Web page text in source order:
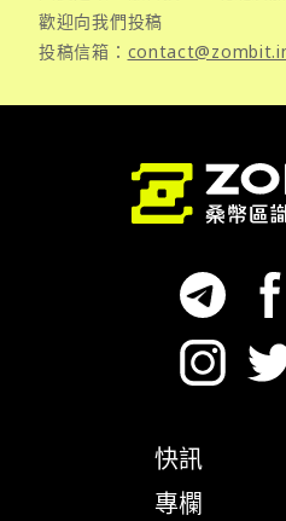
歡迎向我們投稿
投稿信箱：
快訊
專欄